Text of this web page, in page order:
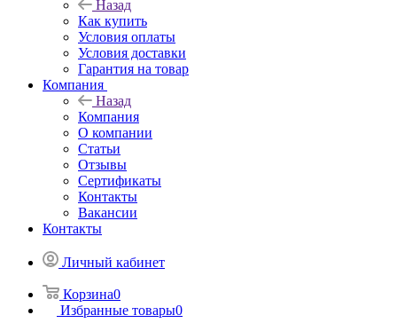
Назад
Как купить
Условия оплаты
Условия доставки
Гарантия на товар
Компания
Назад
Компания
О компании
Статьи
Отзывы
Сертификаты
Контакты
Вакансии
Контакты
Личный кабинет
Корзина0
Избранные товары0